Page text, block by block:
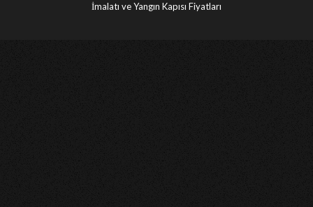
İmalatı ve Yangın Kapısı Fiyatları